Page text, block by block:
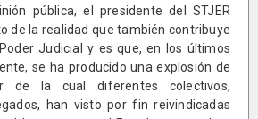
pública, el presidente del STJER
de la realidad que también contribuye
Judicial y es que, en los últimos
se ha producido una explosión de
de la cual diferentes colectivos,
han visto por fin reivindicadas